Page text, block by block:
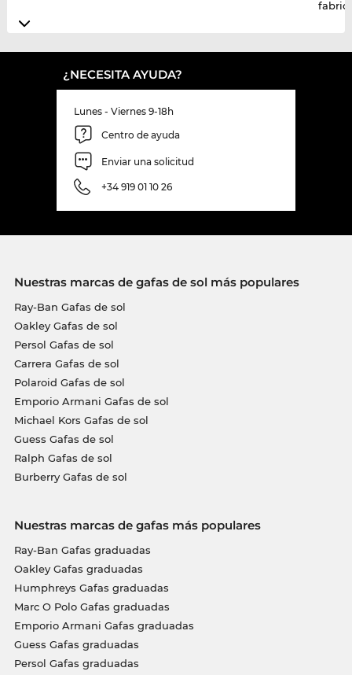
¿NECESITA AYUDA?
Lunes - Viernes 9-18h
Centro de ayuda
Enviar una solicitud
+34 919 01 10 26
Nuestras marcas de gafas de sol más populares
Ray-Ban Gafas de sol
Oakley Gafas de sol
Persol Gafas de sol
Carrera Gafas de sol
Polaroid Gafas de sol
Emporio Armani Gafas de sol
Michael Kors Gafas de sol
Guess Gafas de sol
Ralph Gafas de sol
Burberry Gafas de sol
Nuestras marcas de gafas más populares
Ray-Ban Gafas graduadas
Oakley Gafas graduadas
Humphreys Gafas graduadas
Marc O Polo Gafas graduadas
Emporio Armani Gafas graduadas
Guess Gafas graduadas
Persol Gafas graduadas